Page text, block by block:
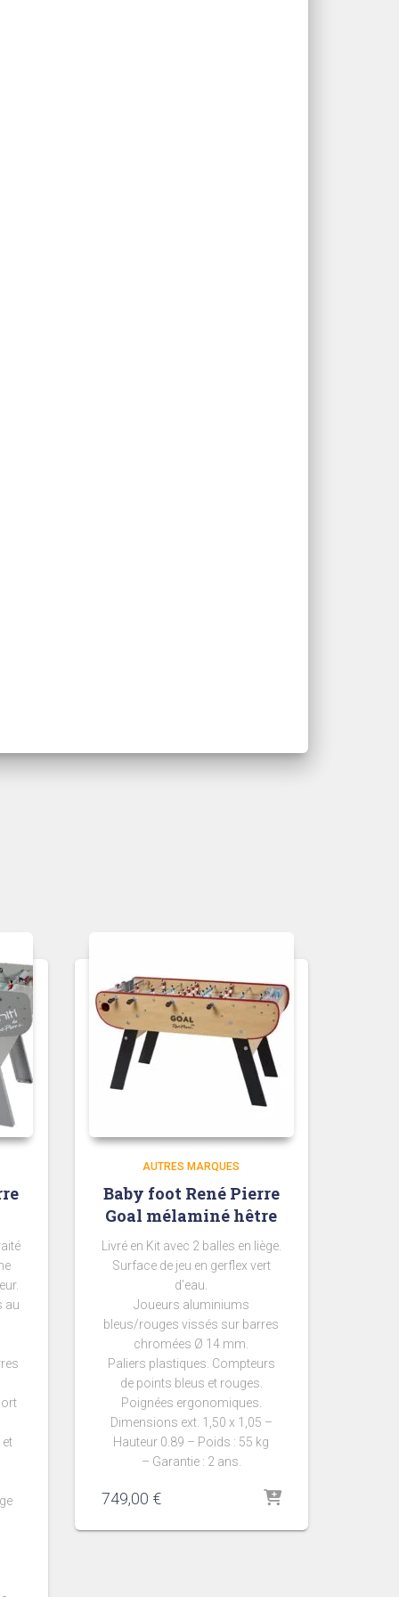
au
AUTRES MARQUES
Baby foot René Pierre
Goal mélaminé hêtre
Livré en Kit avec 2 balles en liège.
Surface de jeu en gerflex vert
d’eau.
Joueurs aluminiums
bleus/rouges vissés sur barres
chromées Ø 14 mm.
Paliers plastiques. Compteurs
de points bleus et rouges.
Poignées ergonomiques.
Dimensions ext. 1,50 x 1,05 –
Hauteur 0.89 – Poids : 55 kg
– Garantie : 2 ans.
749,00 €